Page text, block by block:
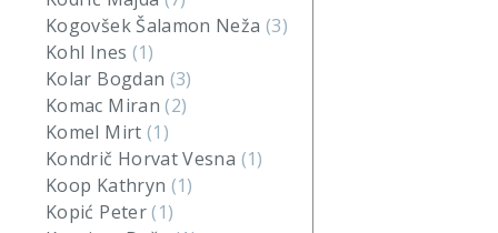
Kogovšek Šalamon Neža (3)
Kohl Ines (1)
Kolar Bogdan (3)
Komac Miran(2)
Komel Mirt (1)
Kondrič Horvat Vesna (1)
Koop Kathryn (1)
Kopić Peter(1)